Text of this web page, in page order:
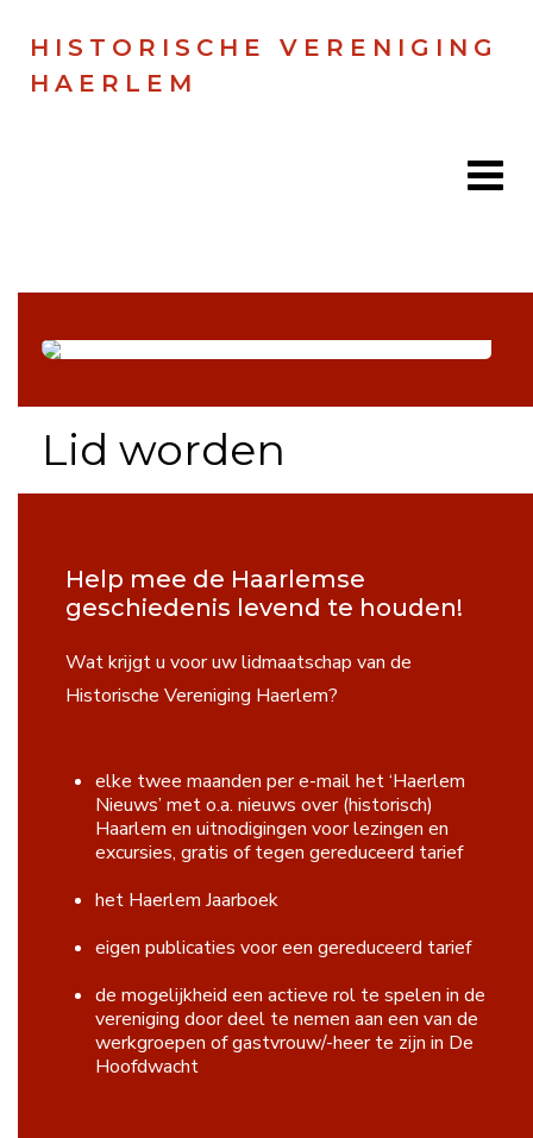
HISTORISCHE VERENIGING
HAERLEM
Lezen
Contact
Search
...
Lid worden
Help mee de Haarlemse
geschiedenis levend te houden!
Wat krijgt u voor uw lidmaatschap van de
Historische Vereniging Haerlem?
elke twee maanden per e-mail het ‘Haerlem
Nieuws’ met o.a. nieuws over (historisch)
Haarlem en uitnodigingen voor lezingen en
excursies, gratis of tegen gereduceerd tarief
het Haerlem Jaarboek
eigen publicaties voor een gereduceerd tarief
de mogelijkheid een actieve rol te spelen in de
vereniging door deel te nemen aan een van de
werkgroepen of gastvrouw/-heer te zijn in De
Hoofdwacht